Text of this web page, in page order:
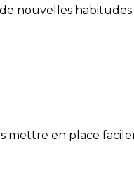
nouvelles habitudes
mettre en place